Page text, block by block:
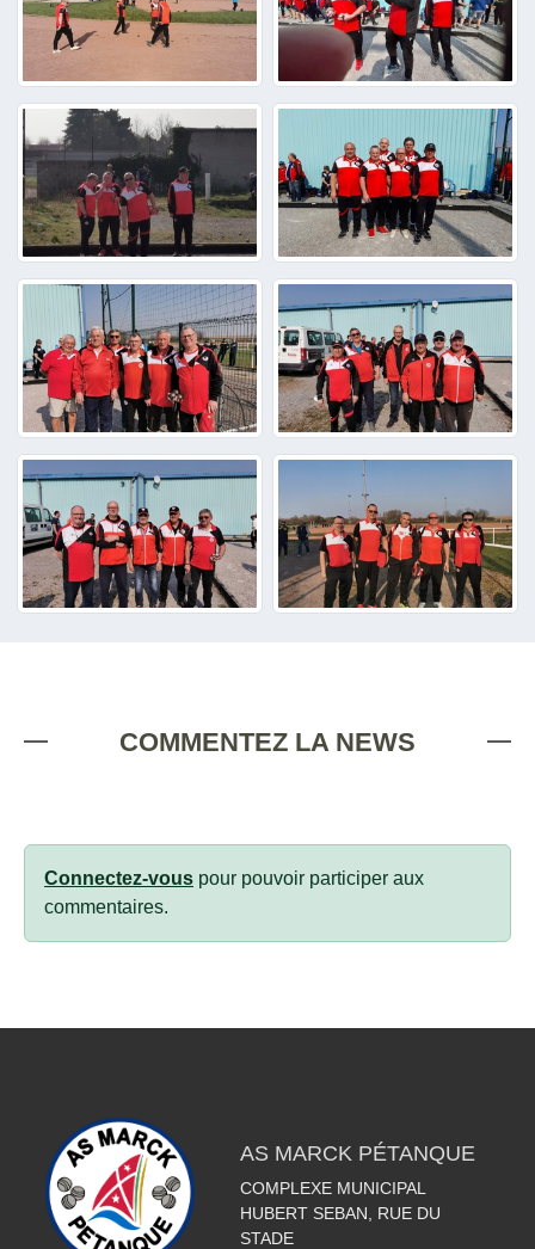
COMMENTEZ LA NEWS
Connectez-vous pour pouvoir participer aux
commentaires.
AS MARCK PÉTANQUE
COMPLEXE MUNICIPAL
HUBERT SEBAN, RUE DU
STADE